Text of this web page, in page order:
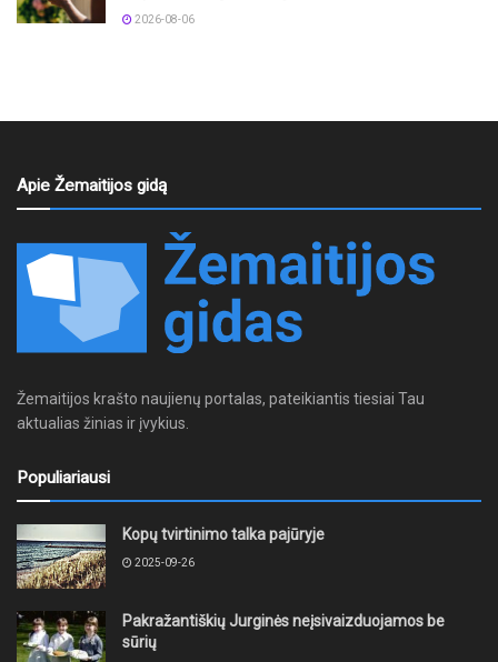
2026-08-06
Apie Žemaitijos gidą
Žemaitijos krašto naujienų portalas, pateikiantis tiesiai Tau
aktualias žinias ir įvykius.
Populiariausi
Kopų tvirtinimo talka pajūryje
2025-09-26
Pakražantiškių Jurginės neįsivaizduojamos be
sūrių